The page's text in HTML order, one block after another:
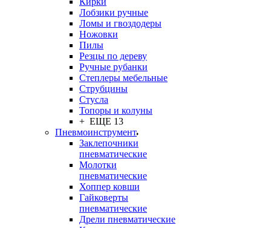
Лобзики ручные
Ломы и гвоздодеры
Ножовки
Пилы
Резцы по дереву
Ручные рубанки
Степлеры мебельные
Струбцины
Стусла
Топоры и колуны
+ ЕЩЕ 13
Пневмоинструмент
Заклепочники
пневматические
Молотки
пневматические
Хоппер ковши
Гайковерты
пневматические
Дрели пневматические